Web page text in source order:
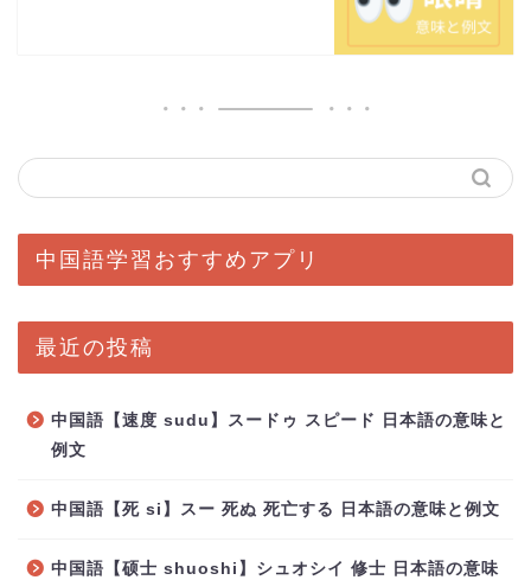
中国語学習おすすめアプリ
最近の投稿
中国語【速度 sudu】スードゥ スピード 日本語の意味と
例文
中国語【死 si】スー 死ぬ 死亡する 日本語の意味と例文
中国語【硕士 shuoshi】シュオシイ 修士 日本語の意味